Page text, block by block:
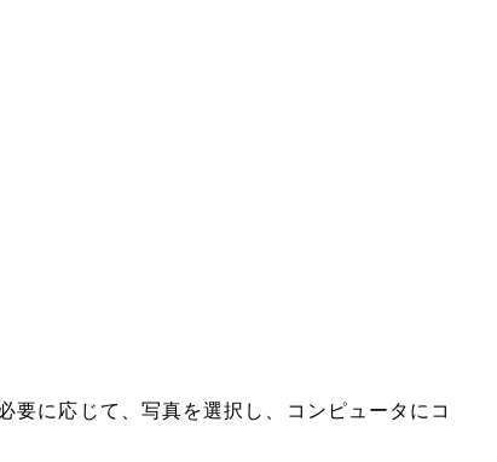
要に応じて、写真を選択し、コンピュータにコ